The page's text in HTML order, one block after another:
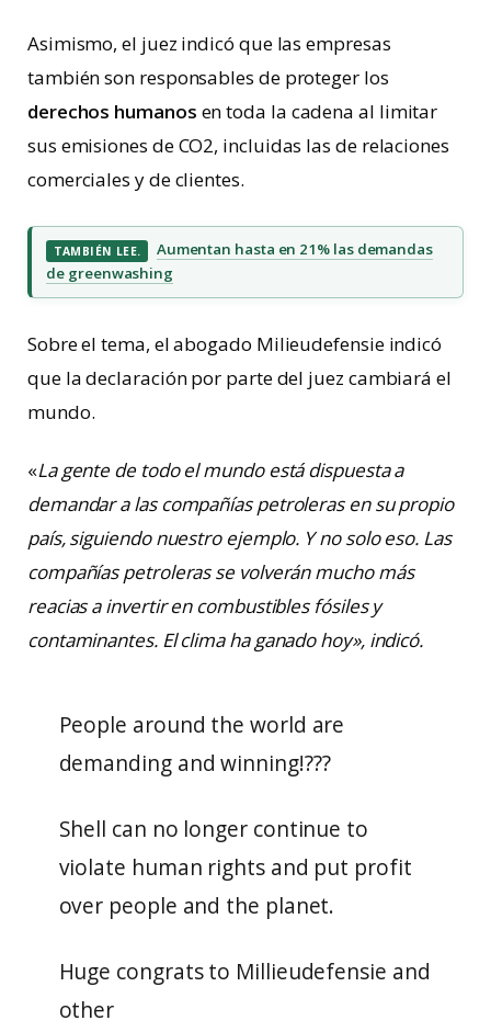
Asimismo, el juez indicó que las empresas
también son responsables de proteger los
derechos humanos en toda la cadena al limitar
sus emisiones de CO2, incluidas las de relaciones
comerciales y de clientes.
TAMBIÉN LEE.
Aumentan hasta en 21% las demandas
de greenwashing
Sobre el tema, el abogado Milieudefensie indicó
que la declaración por parte del juez cambiará el
mundo.
«La gente de todo el mundo está dispuesta a
demandar a las compañías petroleras en su propio
país, siguiendo nuestro ejemplo. Y no solo eso. Las
compañías petroleras se volverán mucho más
reacias a invertir en combustibles fósiles y
contaminantes. El clima ha ganado hoy», indicó.
People around the world are
demanding and winning!???
Shell can no longer continue to
violate human rights and put profit
over people and the planet.
Huge congrats to Millieudefensie and
other